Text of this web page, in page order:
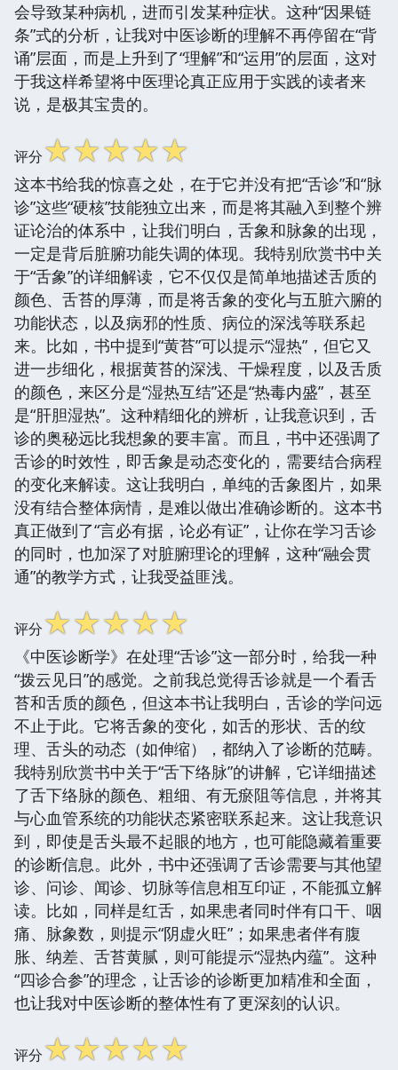
会导致某种病机，进而引发某种症状。这种“因果链
条”式的分析，让我对中医诊断的理解不再停留在“背
诵”层面，而是上升到了“理解”和“运用”的层面，这对
于我这样希望将中医理论真正应用于实践的读者来
说，是极其宝贵的。
评分☆☆☆☆☆
这本书给我的惊喜之处，在于它并没有把“舌诊”和“脉
诊”这些“硬核”技能独立出来，而是将其融入到整个辨
证论治的体系中，让我们明白，舌象和脉象的出现，
一定是背后脏腑功能失调的体现。我特别欣赏书中关
于“舌象”的详细解读，它不仅仅是简单地描述舌质的
颜色、舌苔的厚薄，而是将舌象的变化与五脏六腑的
功能状态，以及病邪的性质、病位的深浅等联系起
来。比如，书中提到“黄苔”可以提示“湿热”，但它又
进一步细化，根据黄苔的深浅、干燥程度，以及舌质
的颜色，来区分是“湿热互结”还是“热毒内盛”，甚至
是“肝胆湿热”。这种精细化的辨析，让我意识到，舌
诊的奥秘远比我想象的要丰富。而且，书中还强调了
舌诊的时效性，即舌象是动态变化的，需要结合病程
的变化来解读。这让我明白，单纯的舌象图片，如果
没有结合整体病情，是难以做出准确诊断的。这本书
真正做到了“言必有据，论必有证”，让你在学习舌诊
的同时，也加深了对脏腑理论的理解，这种“融会贯
通”的教学方式，让我受益匪浅。
评分☆☆☆☆☆
《中医诊断学》在处理“舌诊”这一部分时，给我一种
“拨云见日”的感觉。之前我总觉得舌诊就是一个看舌
苔和舌质的颜色，但这本书让我明白，舌诊的学问远
不止于此。它将舌象的变化，如舌的形状、舌的纹
理、舌头的动态（如伸缩），都纳入了诊断的范畴。
我特别欣赏书中关于“舌下络脉”的讲解，它详细描述
了舌下络脉的颜色、粗细、有无瘀阻等信息，并将其
与心血管系统的功能状态紧密联系起来。这让我意识
到，即使是舌头最不起眼的地方，也可能隐藏着重要
的诊断信息。此外，书中还强调了舌诊需要与其他望
诊、问诊、闻诊、切脉等信息相互印证，不能孤立解
读。比如，同样是红舌，如果患者同时伴有口干、咽
痛、脉象数，则提示“阴虚火旺”；如果患者伴有腹
胀、纳差、舌苔黄腻，则可能提示“湿热内蕴”。这种
“四诊合参”的理念，让舌诊的诊断更加精准和全面，
也让我对中医诊断的整体性有了更深刻的认识。
评分☆☆☆☆☆